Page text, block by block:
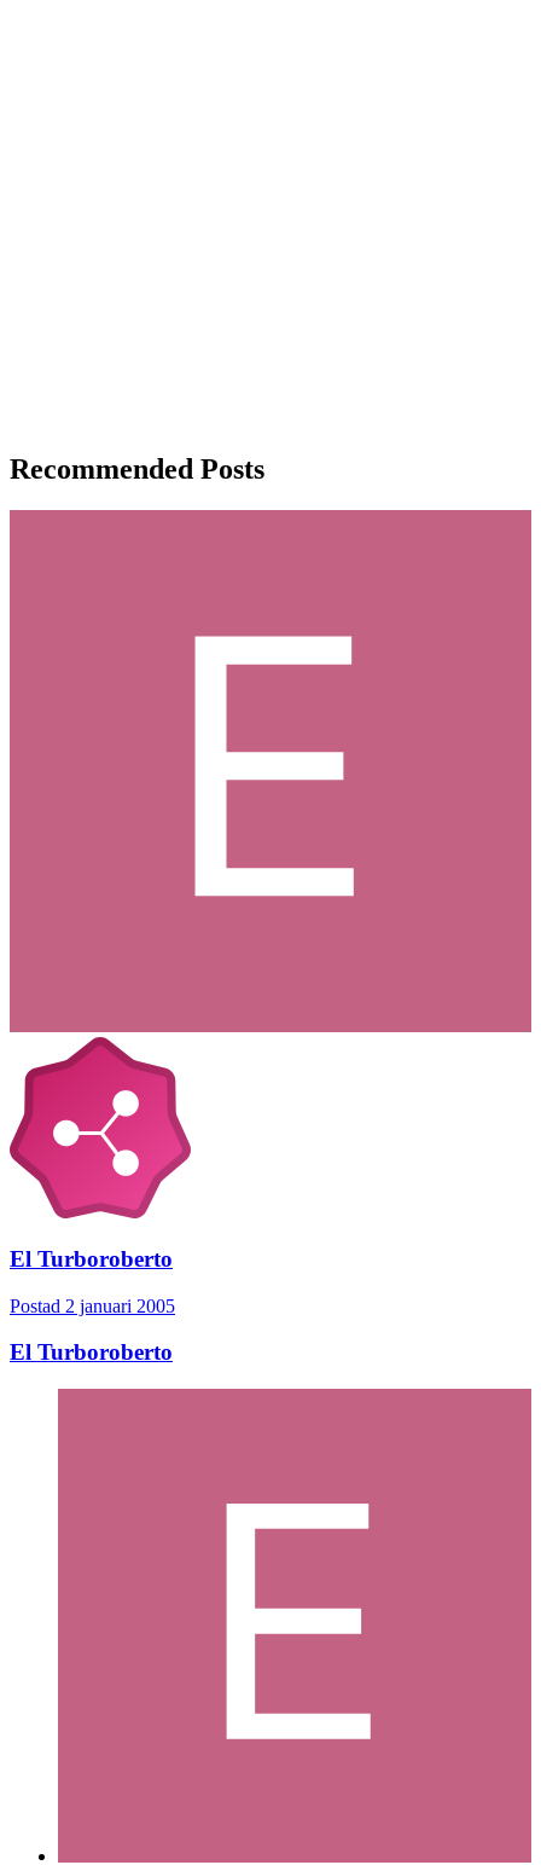
Recommended Posts
El Turboroberto
Postad 2 januari 2005
El Turboroberto